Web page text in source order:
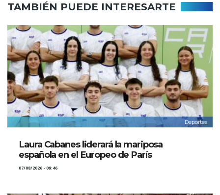
TAMBIÉN PUEDE INTERESARTE
Deportes
Laura Cabanes liderará la mariposa
española en el Europeo de París
07/08/2026 - 09:46